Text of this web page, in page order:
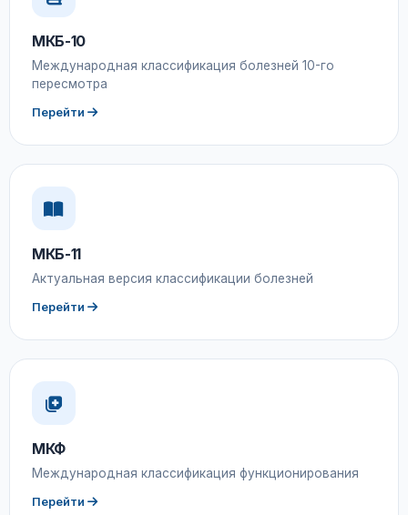
МКБ-10
Международная классификация болезней 10-го
пересмотра
Перейти
МКБ-11
Актуальная версия классификации болезней
Перейти
МКФ
Международная классификация функционирования
Перейти